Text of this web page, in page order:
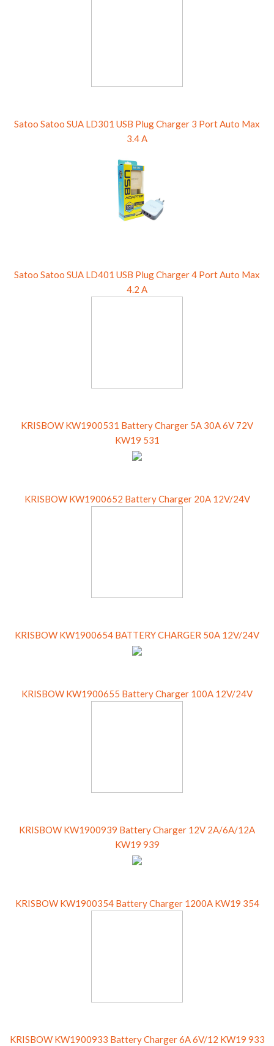
Satoo Satoo SUA LD301 USB Plug Charger 3 Port Auto Max
3.4 A
Satoo Satoo SUA LD401 USB Plug Charger 4 Port Auto Max
4.2 A
KRISBOW KW1900531 Battery Charger 5A 30A 6V 72V
KW19 531
KRISBOW KW1900652 Battery Charger 20A 12V/24V
KRISBOW KW1900654 BATTERY CHARGER 50A 12V/24V
KRISBOW KW1900655 Battery Charger 100A 12V/24V
KRISBOW KW1900939 Battery Charger 12V 2A/6A/12A
KW19 939
KRISBOW KW1900354 Battery Charger 1200A KW19 354
KRISBOW KW1900933 Battery Charger 6A 6V/12 KW19 933